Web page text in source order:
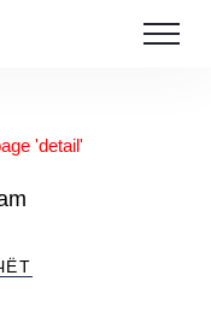
'detail'